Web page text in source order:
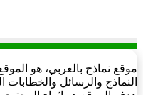
موقع نماذج بالعربي، هو
النماذج والرسائل